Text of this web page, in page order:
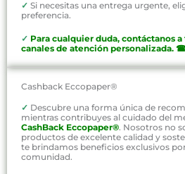
✓ Si necesitas una entrega urgente,
preferencia.
✓ Para cualquier duda, contáctanos
canales de atención personalizada.
Cashback Eccopaper®
✓ Descubre una forma única de
mientras contribuyes al cuidado del
CashBack Eccopaper®. Nosotros no
productos de excelente calidad y
te brindamos beneficios exclusivos
comunidad.